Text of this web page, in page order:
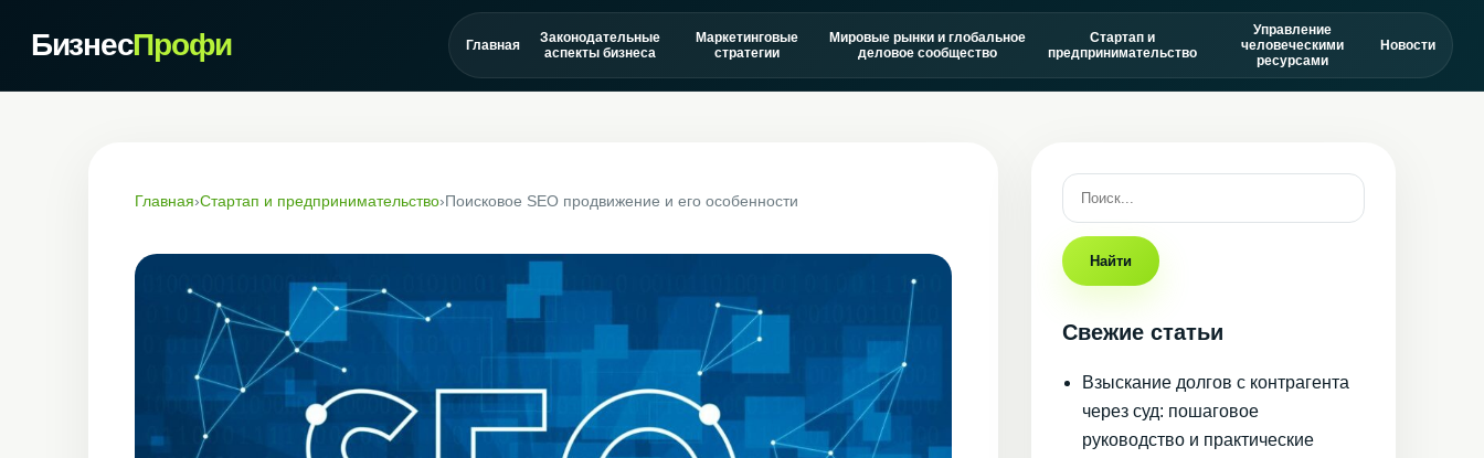
БизнесПрофи Главная
Законодательные
аспекты бизнеса
Маркетинговые
стратегии
Мировые рынки и глобальное
деловое сообщество
Стартап и
предпринимательство
Управление
человеческими
ресурсами
Новости
Главная›Стартап и предпринимательство›Поисковое SEO продвижение и его особенности
Найти
Свежие статьи
Взыскание долгов с контрагента
через суд: пошаговое
руководство и практические